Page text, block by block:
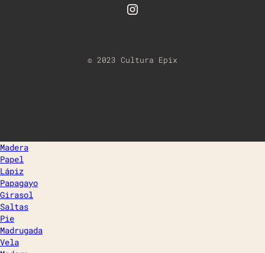
© 2023 Cultura Epix
Madera
Papel
Lápiz
Papagayo
Girasol
Saltas
Pie
Madrugada
Vela